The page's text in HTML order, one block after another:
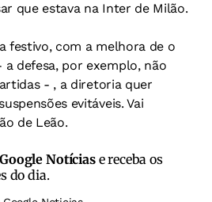
que estava na Inter de Milão.
festivo, com a melhora de o
defesa, por exemplo, não
- , a diretoria quer
evitáveis. Vai
de Leão.
Google Notíciase receba os
do dia.